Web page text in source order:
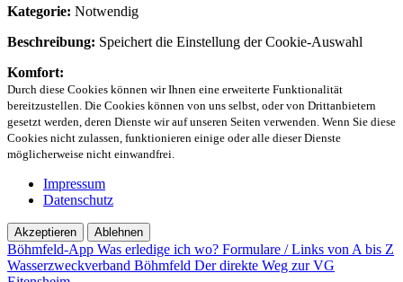
Kategorie: Notwendig
Beschreibung: Speichert die Einstellung der Cookie-Auswahl
Komfort:
Durch diese Cookies können wir Ihnen eine erweiterte Funktionalität
bereitzustellen. Die Cookies können von uns selbst, oder von Drittanbietern
gesetzt werden, deren Dienste wir auf unseren Seiten verwenden. Wenn Sie diese
Cookies nicht zulassen, funktionieren einige oder alle dieser Dienste
möglicherweise nicht einwandfrei.
Impressum
Datenschutz
Akzeptieren Ablehnen
Böhmfeld-App Was erledige ich wo? Formulare / Links von A bis Z
Wasserzweckverband Böhmfeld Der direkte Weg zur VG